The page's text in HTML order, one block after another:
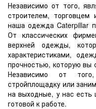
Независимо от того,
строителем, торговцем
наша одежда Caterpillar
От классических
верхней одежды,
характеристиками,
прочностью, которую вы
Независимо от
стройплощадку или
на выходные, у нас
готовой к работе.